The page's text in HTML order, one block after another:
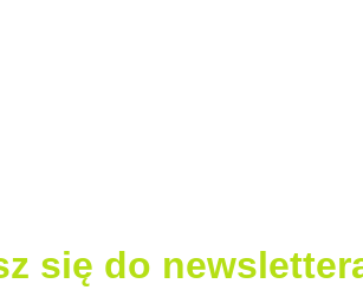
się do